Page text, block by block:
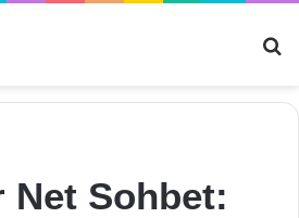
Net Sohbet: